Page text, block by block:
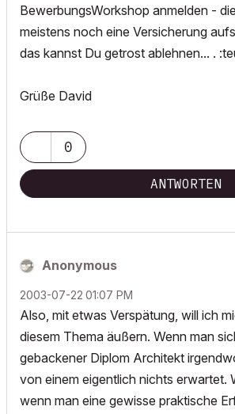
BewerbungsWorkshop anmelden -
meistens noch eine Versicherung
das kannst Du getrost ablehnen... .
Grüße David
0
ANTWORTEN
Anonymous
‎2003-07-22 01:07 PM
Also, mit etwas Verspätung, will ich
diesem Thema äußern. Wenn man
gebackener Diplom Architekt
von einem eigentlich nichts erwartet.
wenn man eine gewisse praktische